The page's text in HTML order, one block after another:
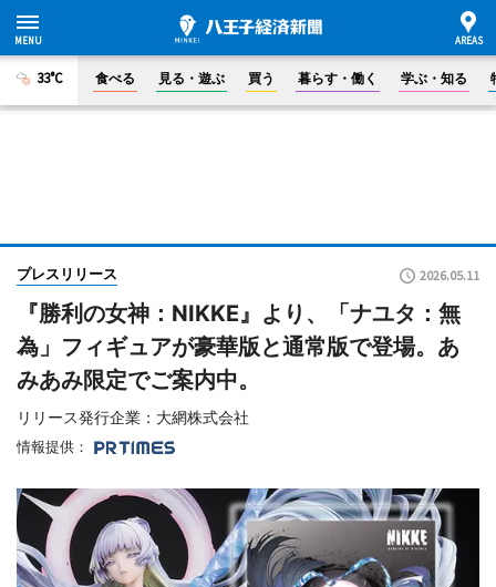
33°C 食べる 見る・遊ぶ 買う 暮らす・働く 学ぶ・知る
プレスリリース 2026.05.11
『勝利の女神：NIKKE』より、「ナユタ：無
為」フィギュアが豪華版と通常版で登場。あ
みあみ限定でご案内中。
リリース発行企業：大網株式会社
情報提供：